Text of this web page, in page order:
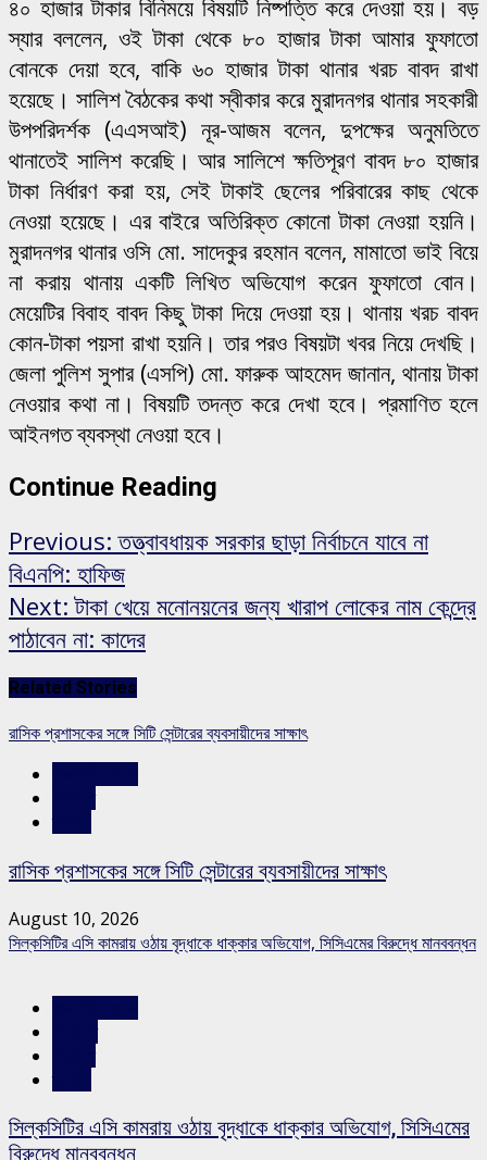
৪০ হাজার টাকার বিনিময়ে বিষয়টি নিষ্পত্তি করে দেওয়া হয়। বড়
স্যার বললেন, ওই টাকা থেকে ৮০ হাজার টাকা আমার ফুফাতো
বোনকে দেয়া হবে, বাকি ৬০ হাজার টাকা থানার খরচ বাবদ রাখা
হয়েছে। সালিশ বৈঠকের কথা স্বীকার করে মুরাদনগর থানার সহকারী
উপপরিদর্শক (এএসআই) নূর-আজম বলেন, দুপক্ষের অনুমতিতে
থানাতেই সালিশ করেছি। আর সালিশে ক্ষতিপূরণ বাবদ ৮০ হাজার
টাকা নির্ধারণ করা হয়, সেই টাকাই ছেলের পরিবারের কাছ থেকে
নেওয়া হয়েছে। এর বাইরে অতিরিক্ত কোনো টাকা নেওয়া হয়নি।
মুরাদনগর থানার ওসি মো. সাদেকুর রহমান বলেন, মামাতো ভাই বিয়ে
না করায় থানায় একটি লিখিত অভিযোগ করেন ফুফাতো বোন।
মেয়েটির বিবাহ বাবদ কিছু টাকা দিয়ে দেওয়া হয়। থানায় খরচ বাবদ
কোন-টাকা পয়সা রাখা হয়নি। তার পরও বিষয়টা খবর নিয়ে দেখছি।
জেলা পুলিশ সুপার (এসপি) মো. ফারুক আহমেদ জানান, থানায় টাকা
নেওয়ার কথা না। বিষয়টি তদন্ত করে দেখা হবে। প্রমাণিত হলে
আইনগত ব্যবস্থা নেওয়া হবে।
Continue Reading
Previous: তত্ত্বাবধায়ক সরকার ছাড়া নির্বাচনে যাবে না
বিএনপি: হাফিজ
Next: টাকা খেয়ে মনোনয়নের জন্য খারাপ লোকের নাম কেন্দ্রে
পাঠাবেন না: কাদের
Related Stories
রাসিক প্রশাসকের সঙ্গে সিটি সেন্টারের ব্যবসায়ীদের সাক্ষাৎ
রাসিক প্রশাসকের সঙ্গে সিটি সেন্টারের ব্যবসায়ীদের সাক্ষাৎ
August 10, 2026
সিল্কসিটির এসি কামরায় ওঠায় বৃদ্ধাকে ধাক্কার অভিযোগ, সিসিএমের বিরুদ্ধে মানববন্ধন
সিল্কসিটির এসি কামরায় ওঠায় বৃদ্ধাকে ধাক্কার অভিযোগ, সিসিএমের
বিরুদ্ধে মানববন্ধন